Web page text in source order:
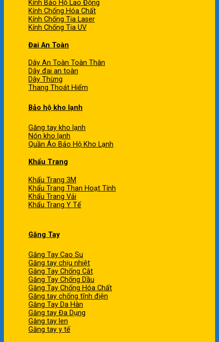
Kính Bảo Hộ Lao Động
Kính Chống Hóa Chất
Kính Chống Tia Laser
Kính Chống Tia UV
Đai An Toàn
Dây An Toàn Toàn Thân
Dây đai an toàn
Dây Thừng
Thang Thoát Hiểm
Bảo hộ kho lạnh
Găng tay kho lạnh
Nón kho lạnh
Quần Áo Bảo Hộ Kho Lạnh
Khẩu Trang
Khẩu Trang 3M
Khẩu Trang Than Hoạt Tính
Khẩu Trang Vải
Khẩu Trang Y Tế
Găng Tay
Găng Tay Cao Su
Găng tay chịu nhiệt
Găng Tay Chống Cắt
Găng Tay Chống Dầu
Găng Tay Chống Hóa Chất
Găng tay chống tĩnh điện
Găng Tay Da Hàn
Găng tay Đa Dụng
Găng tay len
Găng tay y tế